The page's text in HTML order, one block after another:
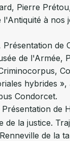
Pierre
à
de l'Armée,
hybrides
Condorcet.
de
de la justice.
de la